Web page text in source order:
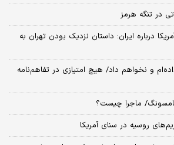
در تنگه هرمز
درباره ایران: داستان نزدیک بودن تهران به
و نخواهم داد/ هیچ امتیازی در تفاهم‌نامه
ماجرا چیست؟
روسیه در سنای آمریکا